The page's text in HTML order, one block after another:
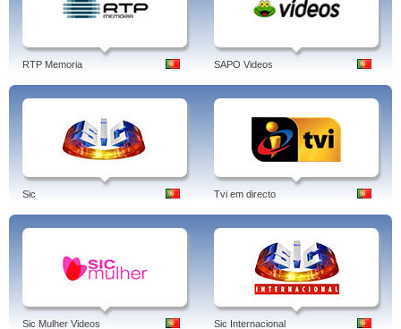
RTP Memoria SAPO Videos
Sic Tvi em directo
Sic Mulher Videos Sic Internacional